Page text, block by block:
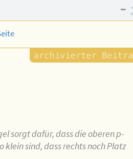
–
sorgt dafür, dass die oberen p-
klein sind, dass rechts noch Platz